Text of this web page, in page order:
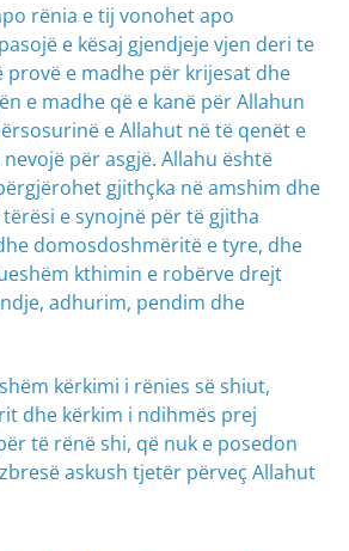
rënia e tij vonohet apo
e kësaj gjendjeje vjen deri te
provë e madhe për krijesat dhe
e madhe që e kanë për Allahun
e Allahut në të qenët e
nevojë për asgjë. Allahu është
gjithçka në amshim dhe
e synojnë për të gjitha
domosdoshmëritë e tyre, dhe
kthimin e robërve drejt
adhurim, pendim dhe
kërkimi i rënies së shiut,
dhe kërkim i ndihmës prej
të rënë shi, që nuk e posedon
askush tjetër përveç Allahut